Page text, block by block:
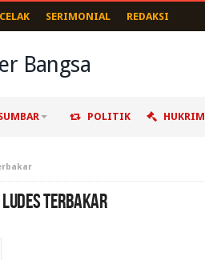
SERIMONIAL REDAKSI
POLITIK HUKRIM
TERBAKAR